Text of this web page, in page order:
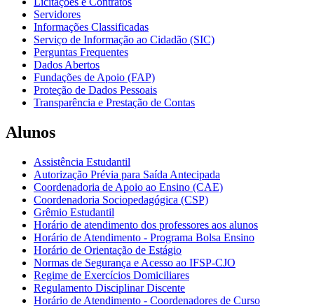
Servidores
Informações Classificadas
Serviço de Informação ao Cidadão (SIC)
Perguntas Frequentes
Dados Abertos
Fundações de Apoio (FAP)
Proteção de Dados Pessoais
Transparência e Prestação de Contas
Alunos
Assistência Estudantil
Autorização Prévia para Saída Antecipada
Coordenadoria de Apoio ao Ensino (CAE)
Coordenadoria Sociopedagógica (CSP)
Grêmio Estudantil
Horário de atendimento dos professores aos alunos
Horário de Atendimento - Programa Bolsa Ensino
Horário de Orientação de Estágio
Normas de Segurança e Acesso ao IFSP-CJO
Regime de Exercícios Domiciliares
Regulamento Disciplinar Discente
Horário de Atendimento - Coordenadores de Curso